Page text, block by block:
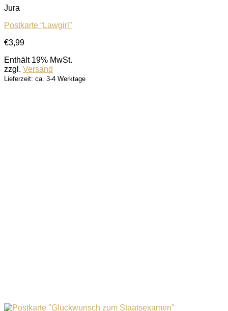
Jura
Postkarte “Lawgirl”
€3,99
Enthält 19% MwSt.
zzgl. Versand
Lieferzeit: ca. 3-4 Werktage